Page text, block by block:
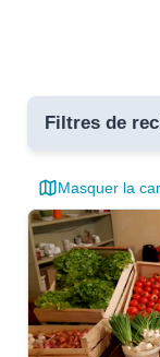
Filtres de
Toutes les
critères
Masquer la